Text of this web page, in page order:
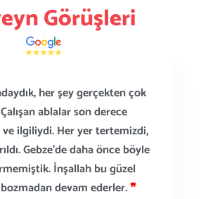
Görüşleri
her şey gerçekten çok
ablalar son derece
ve ilgiliydi. Her yer tertemizdi,
Gebze’de daha önce böyle
İnşallah bu güzel
devam ederler.❞